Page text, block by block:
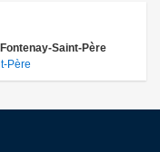
Saint-Père
Père